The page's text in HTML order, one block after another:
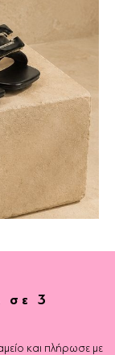
σε 3
και πλήρωσε με